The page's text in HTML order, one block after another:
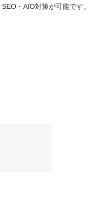
・AIO対策が可能です。